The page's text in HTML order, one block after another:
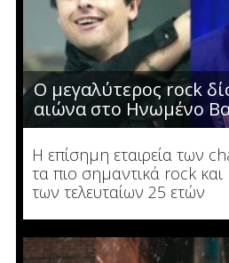
Ο μεγαλύτερος rock
αιώνα στο Ηνωμένο
Η επίσημη εταιρεία των
τα πιο σημαντικά rock
των τελευταίων 25 ετών